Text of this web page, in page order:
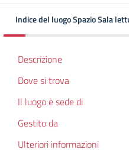
Indice del luogo Spazio Sala
Descrizione
Dove si trova
Il luogo è sede di
Gestito da
Ulteriori informazioni